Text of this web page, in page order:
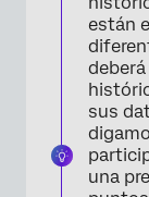
están
sus
una